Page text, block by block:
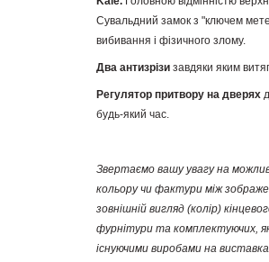
Сувальдний замок з "ключем
вибивання і фізичного злому.
Два антизрізи завдяки яким
Регулятор притвору на дверях
будь-який час.
Звертаємо вашу увагуна
кольору чи фактури між
зовнішній вигляд (колір)
фурнітури та комплектуючих,
існуючими виробами на